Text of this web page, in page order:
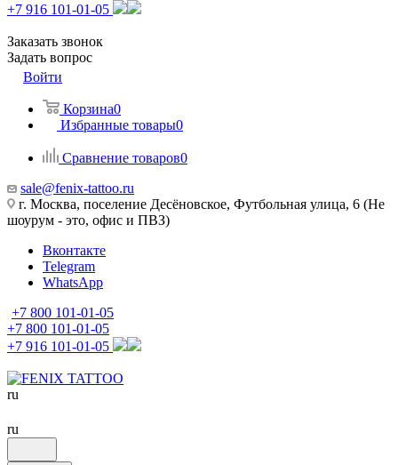
+7 916 101-01-05
Заказать звонок
Задать вопрос
Войти
Корзина0
Избранные товары0
Сравнение товаров0
sale@fenix-tattoo.ru
г. Москва, поселение Десёновское, Футбольная улица, 6 (Не
шоурум - это, офис и ПВЗ)
Вконтакте
Telegram
WhatsApp
+7 800 101-01-05
+7 800 101-01-05
+7 916 101-01-05
ru
ru